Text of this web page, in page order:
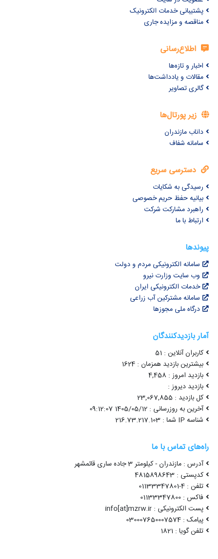
پشتیبانی خدمات الکترونیک
مناقصه و مزایده جاری
اطلاع‌رسانی
اخبار و تازه‌ها
مقالات و یادداشت‌ها
گالری تصاویر
زیر پورتال‌ها
داناب مازندران
سامانه شفاف
دسترسی سریع
رسیدگی به شکایات
بیانیه حفظ حریم خصوصی
راهبرد مشارکت شرکت
ارتباط با ما
پیوندها
سامانه الکترونیکی مردم و دولت
وب سایت وزارت نیرو
خدمات الکترونیکی ایران
سامانه مشترکین آب زراعی
درگاه ملی مجوزها
آمار بازدیدکنندگان
کاربران آنلاین : 51
بیشترین بازدید همزمان : 1624
بازدید امروز : 4,458
بازدید دیروز :
کل بازدید : 23,067,855
آخرین به روزرسانی : 1405/05/12 09:12:07
شناسه IP شما : 216.73.217.103
راه‌های تماس با ما
آدرس : مازندران - کیلومتر 3 جاده ساری قائمشهر
کدپستی : 4815898643
تلفن : 4-01133347801
فاکس : 01133347800
پست الکترونیکی : info[at]mzrw.ir
پیامک : 030007650007574
تلفن گویا : 1821